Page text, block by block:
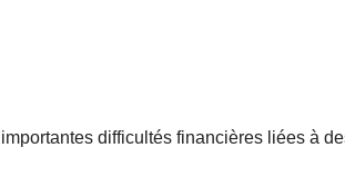
difficultés financières liées à